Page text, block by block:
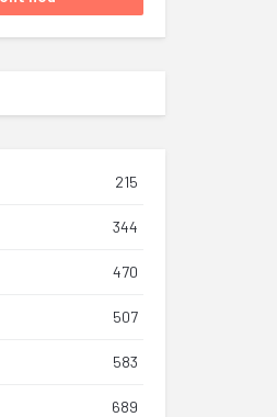
215
344
470
507
583
689